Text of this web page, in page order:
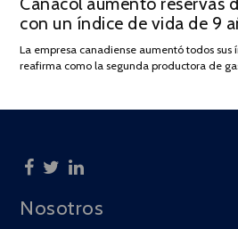
con un índice de vida de 9
La empresa canadiense aumentó todos sus
reafirma como la segunda productora de
Nosotros